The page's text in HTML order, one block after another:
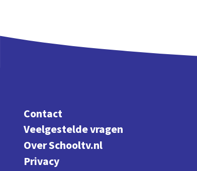
Contact
Veelgestelde vragen
Over Schooltv.nl
Privacy